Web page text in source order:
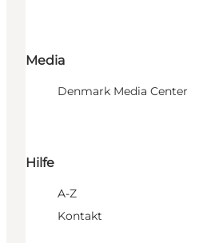
Media
Denmark Media Center
Hilfe
A-Z
Kontakt